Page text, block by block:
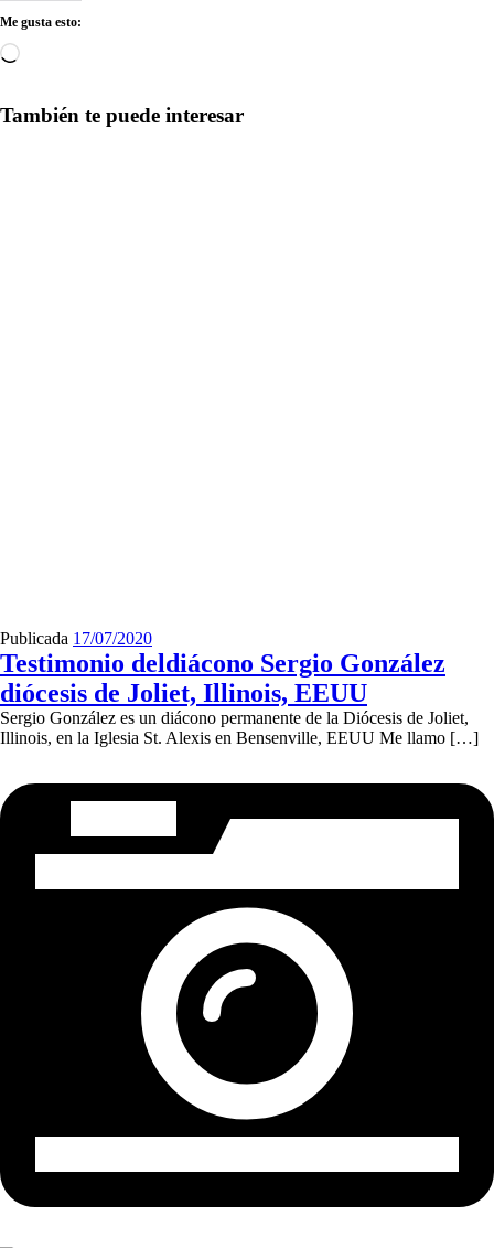
Me gusta esto:
Cargando...
También te puede interesar
Publicada 17/07/2020
Testimonio deldiácono Sergio González
diócesis de Joliet, Illinois, EEUU
Sergio González es un diácono permanente de la Diócesis de Joliet,
Illinois, en la Iglesia St. Alexis en Bensenville, EEUU Me llamo […]